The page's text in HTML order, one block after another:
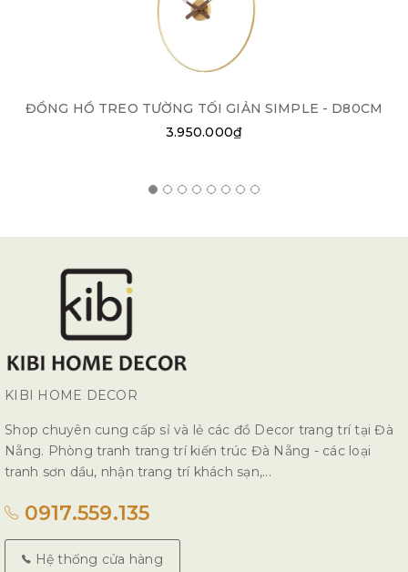
ĐỒNG HỒ TREO TƯỜNG TỐI GIẢN SIMPLE - D80CM
3.950.000₫
KIBI HOME DECOR
Shop chuyên cung cấp sỉ và lẻ các đồ Decor trang trí tại Đà
Nẵng. Phòng tranh trang trí kiến trúc Đà Nẵng - các loại
tranh sơn dầu, nhận trang trí khách sạn,...
0917.559.135
Hệ thống cửa hàng